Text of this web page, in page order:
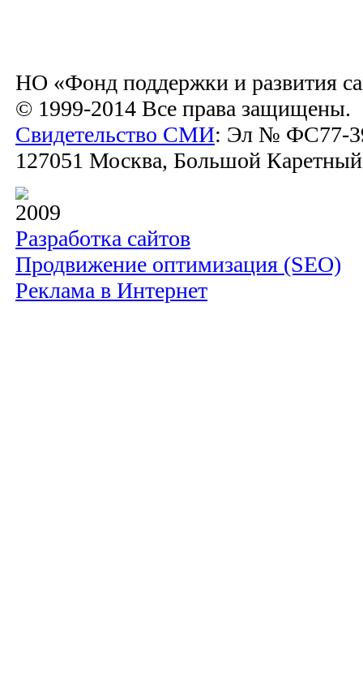
НО «Фонд поддержки и развития
© 1999-2014 Все права защищены.
Свидетельство СМИ: Эл № ФС77-
127051 Москва, Большой
2009
Разработка сайтов
Продвижение оптимизация (SEO)
Реклама в Интернет